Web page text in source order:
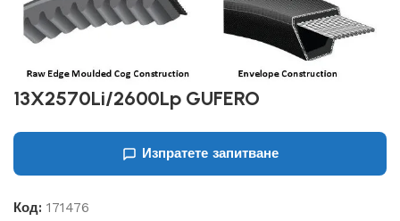
13X2570Li/2600Lp GUFERO
Изпратете запитване
Код:171476